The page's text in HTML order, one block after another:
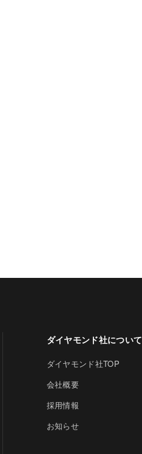
ダイヤモンド社について
ダイヤモンド社TOP
会社概要
採用情報
お知らせ